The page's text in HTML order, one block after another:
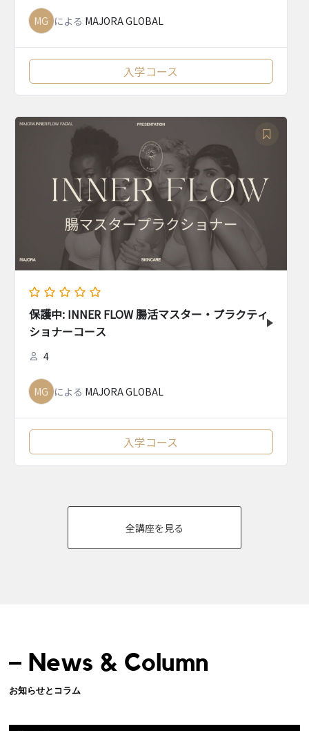
MG による MAJORA GLOBAL
入学コース
保護中: INNER FLOW 腸活マスター・プラクティ
ショナーコース
4
MG による MAJORA GLOBAL
入学コース
全講座を見る
News & Column
お知らせとコラム